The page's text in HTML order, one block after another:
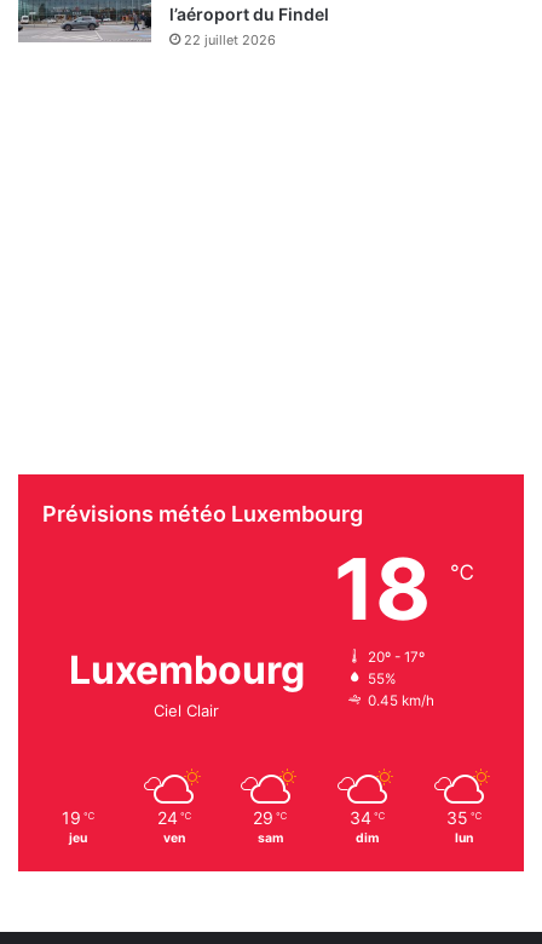
l’aéroport du Findel
22 juillet 2026
Prévisions météo Luxembourg
Luxembourg
Ciel Clair
18 ℃
20º - 17º
55%
0.45 km/h
19 ℃
jeu
24 ℃
ven
29 ℃
sam
34 ℃
dim
35 ℃
lun